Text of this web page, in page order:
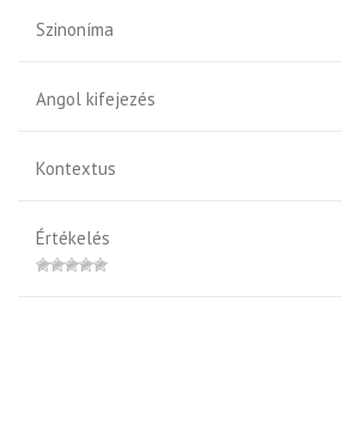
Szinoníma
Angol kifejezés
Kontextus
Értékelés